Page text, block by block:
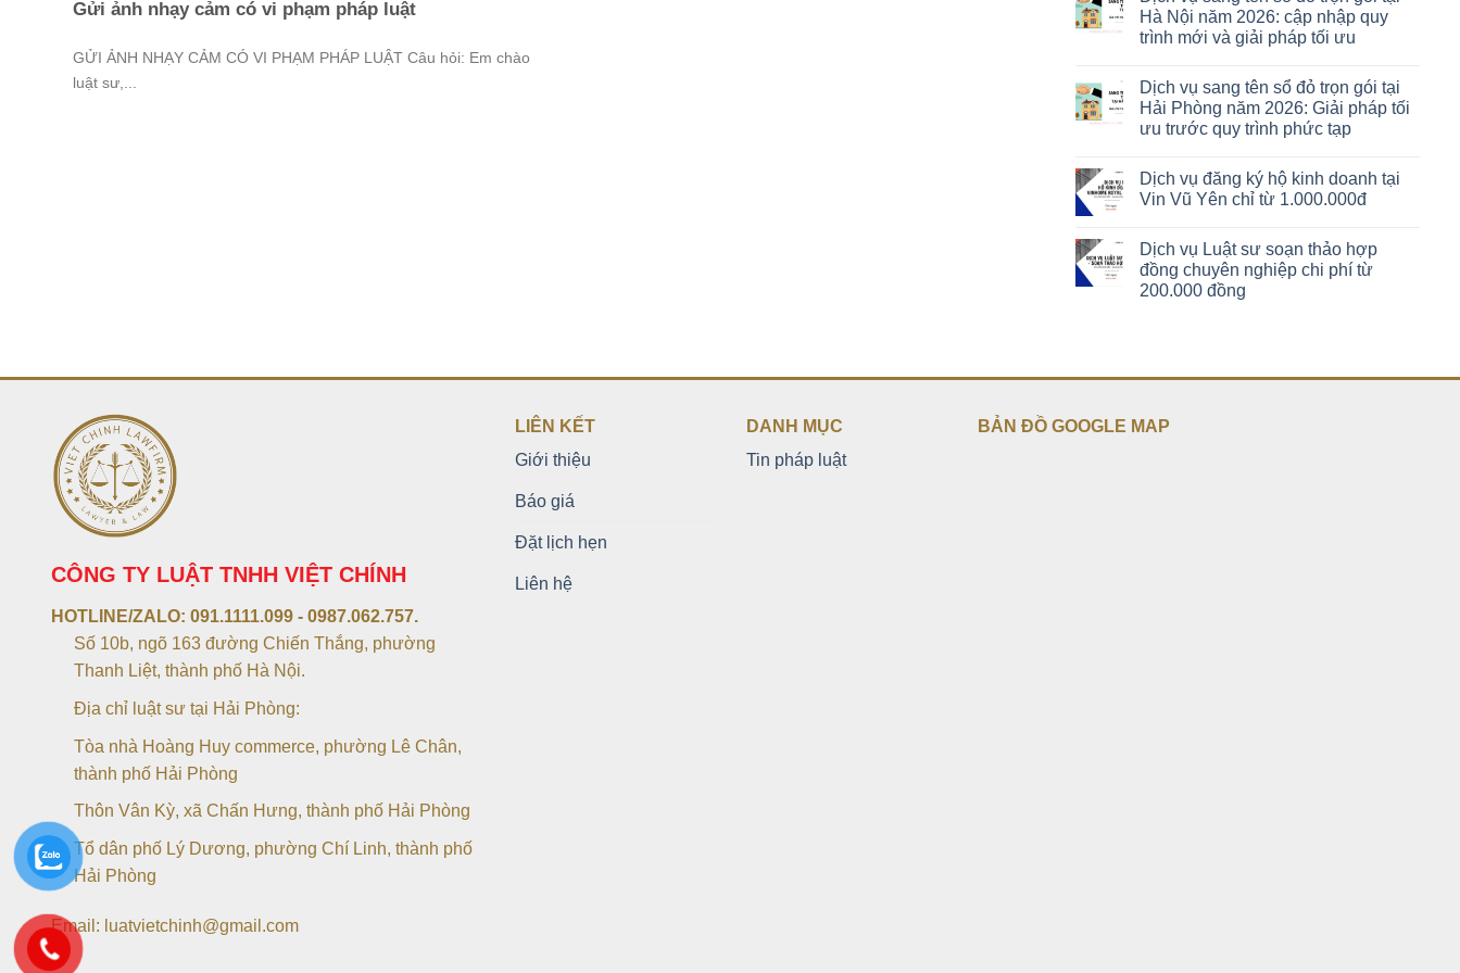
Gửi ảnh nhạy cảm có vi phạm pháp luật
GỬI ẢNH NHẠY CẢM CÓ VI PHẠM PHÁP LUẬT Câu hỏi: Em chào
luật sư,...
Hà Nội năm 2026: cập nhập quy
trình mới và giải pháp tối ưu
Dịch vụ sang tên sổ đỏ trọn gói tại
Hải Phòng năm 2026: Giải pháp tối
ưu trước quy trình phức tạp
Dịch vụ đăng ký hộ kinh doanh tại
Vin Vũ Yên chỉ từ 1.000.000đ
Dịch vụ Luật sư soạn thảo hợp
đồng chuyên nghiệp chi phí từ
200.000 đồng
CÔNG TY LUẬT TNHH VIỆT CHÍNH
HOTLINE/ZALO: 091.1111.099 - 0987.062.757.
Số 10b, ngõ 163 đường Chiến Thắng, phường
Thanh Liệt, thành phố Hà Nội.
Địa chỉ luật sư tại Hải Phòng:
Tòa nhà Hoàng Huy commerce, phường Lê Chân,
thành phố Hải Phòng
Thôn Vân Kỳ, xã Chấn Hưng, thành phố Hải Phòng
Tổ dân phố Lý Dương, phường Chí Linh, thành phố
Hải Phòng
Email: luatvietchinh@gmail.com
LIÊN KẾT
Giới thiệu
Báo giá
Đặt lịch hẹn
Liên hệ
DANH MỤC
Tin pháp luật
BẢN ĐỒ GOOGLE MAP